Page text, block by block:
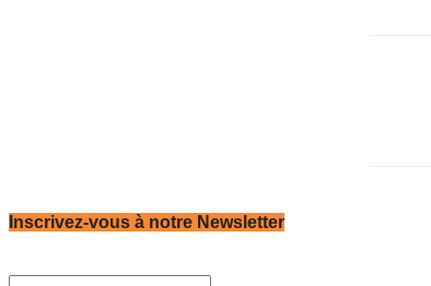
Inscrivez-vous à notre Newsletter